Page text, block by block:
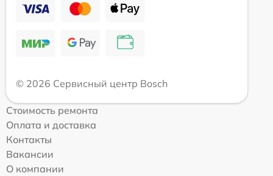
© 2026 Сервисный центр Bosch
Стоимость ремонта
Оплата и доставка
Контакты
Вакансии
О компании